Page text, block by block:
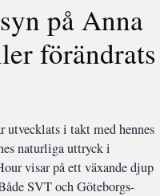
på Anna
förändrats
i takt med hennes
naturliga uttryck i
visar på ett växande djup
SVT och Göteborgs-